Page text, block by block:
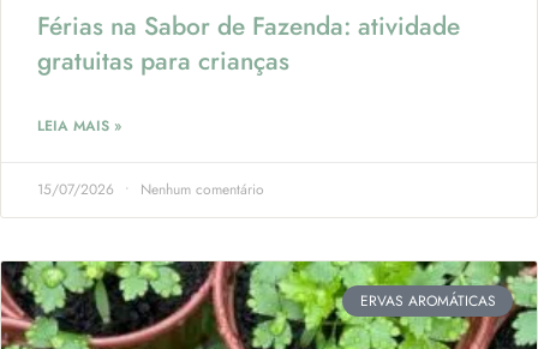
Férias na Sabor de Fazenda: atividade
gratuitas para crianças
LEIA MAIS »
15/07/2026 Nenhum comentário
ERVAS AROMÁTICAS